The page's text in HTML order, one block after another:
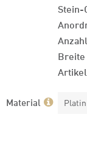
Stein-
Breite
Material